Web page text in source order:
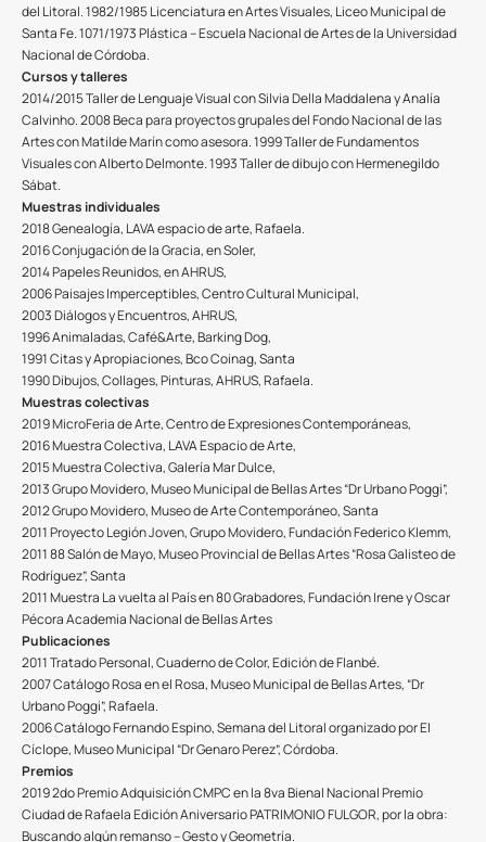
del Litoral. 1982/1985 Licenciatura en Artes Visuales, Liceo Municipal de
Santa Fe. 1071/1973 Plástica – Escuela Nacional de Artes de la Universidad
Nacional de Córdoba.
Cursos y talleres
2014/2015 Taller de Lenguaje Visual con Silvia Della Maddalena y Analía
Calvinho. 2008 Beca para proyectos grupales del Fondo Nacional de las
Artes con Matilde Marín como asesora. 1999 Taller de Fundamentos
Visuales con Alberto Delmonte. 1993 Taller de dibujo con Hermenegildo
Sábat.
Muestras individuales
2018 Genealogía, LAVA espacio de arte, Rafaela.
2016 Conjugación de la Gracia, en Soler,
2014 Papeles Reunidos, en AHRUS,
2006 Paisajes Imperceptibles, Centro Cultural Municipal,
2003 Diálogos y Encuentros, AHRUS,
1996 Animaladas, Café&Arte, Barking Dog,
1991 Citas y Apropiaciones, Bco Coinag, Santa
1990 Dibujos, Collages, Pinturas, AHRUS, Rafaela.
Muestras colectivas
2019 MicroFeria de Arte, Centro de Expresiones Contemporáneas,
2016 Muestra Colectiva, LAVA Espacio de Arte,
2015 Muestra Colectiva, Galería Mar Dulce,
2013 Grupo Movidero, Museo Municipal de Bellas Artes “Dr Urbano Poggi”,
2012 Grupo Movidero, Museo de Arte Contemporáneo, Santa
2011 Proyecto Legión Joven, Grupo Movidero, Fundación Federico Klemm,
2011 88 Salón de Mayo, Museo Provincial de Bellas Artes “Rosa Galisteo de
Rodríguez”, Santa
2011 Muestra La vuelta al País en 80 Grabadores, Fundación Irene y Oscar
Pécora Academia Nacional de Bellas Artes
Publicaciones
2011 Tratado Personal, Cuaderno de Color, Edición de Flanbé.
2007 Catálogo Rosa en el Rosa, Museo Municipal de Bellas Artes, “Dr
Urbano Poggi”, Rafaela.
2006 Catálogo Fernando Espino, Semana del Litoral organizado por El
Cíclope, Museo Municipal “Dr Genaro Perez”, Córdoba.
Premios
2019 2do Premio Adquisición CMPC en la 8va Bienal Nacional Premio
Ciudad de Rafaela Edición Aniversario PATRIMONIO FULGOR, por la obra:
Buscando algún remanso – Gesto y Geometría.